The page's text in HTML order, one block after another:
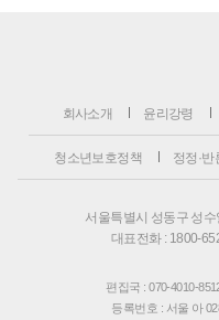
회사소개 윤리강령
청소년보호정책 정정·반
서울특별시 성동구 성
대표전화 : 1800-
편집국 : 070-4010-
등록번호 : 서울 아